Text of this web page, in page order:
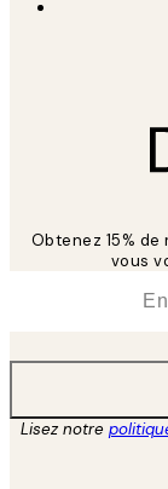
Obtenez 15%
vous
Lisez notre